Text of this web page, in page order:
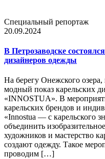
Специальный репортаж
20.09.2024
В Петрозаводске
дизайнеров одежды
На берегу Онежского
модный показ карельских
«INNOSTUA». В
карельских брендов и
«Innostua — с карельского
объединить
художников и мастерство
создают одежду. Такое
проводим […]